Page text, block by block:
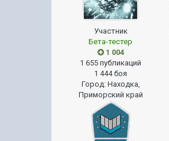
Участник
Бета-тестер
1 004
1 655 публикаций
1 444 боя
Город: Находка,
Приморский край